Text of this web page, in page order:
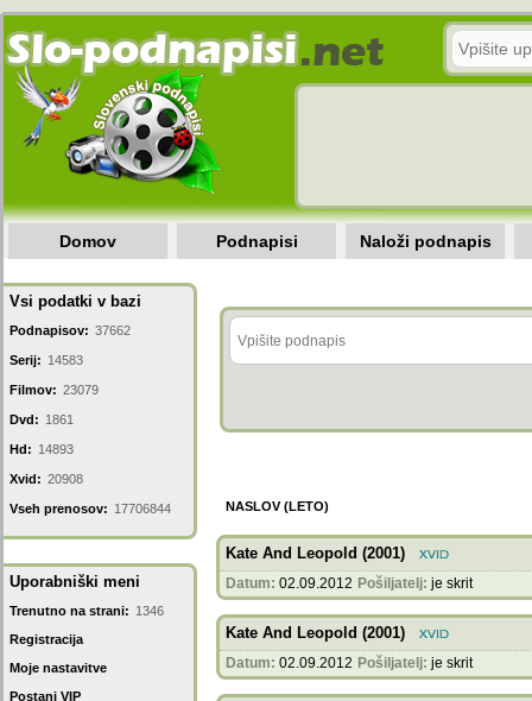
Domov Podnapisi Naloži podnapis
Vsi podatki v bazi
Podnapisov: 37662
Serij: 14583
Filmov: 23079
Dvd: 1861
Hd: 14893
Xvid: 20908
Vseh prenosov: 17706844
Uporabniški meni
Trenutno na strani: 1346
Registracija
Moje nastavitve
Postani VIP
NASLOV (LETO)
Kate And Leopold (2001)
Datum: 02.09.2012 Pošiljatelj: je skrit
Kate And Leopold (2001)
Datum: 02.09.2012 Pošiljatelj: je skrit